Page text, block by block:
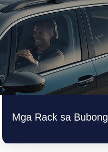
Mga Rack sa Bubong